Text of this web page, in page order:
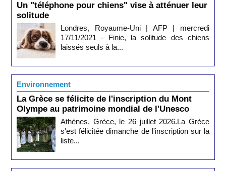
Un "téléphone pour chiens" vise à atténuer leur
solitude
Londres, Royaume-Uni | AFP | mercredi
17/11/2021 - Finie, la solitude des chiens
laissés seuls à la...
Environnement
La Grèce se félicite de l'inscription du Mont
Olympe au patrimoine mondial de l'Unesco
Athènes, Grèce, le 26 juillet 2026.La Grèce
s'est félicitée dimanche de l'inscription sur la
liste...